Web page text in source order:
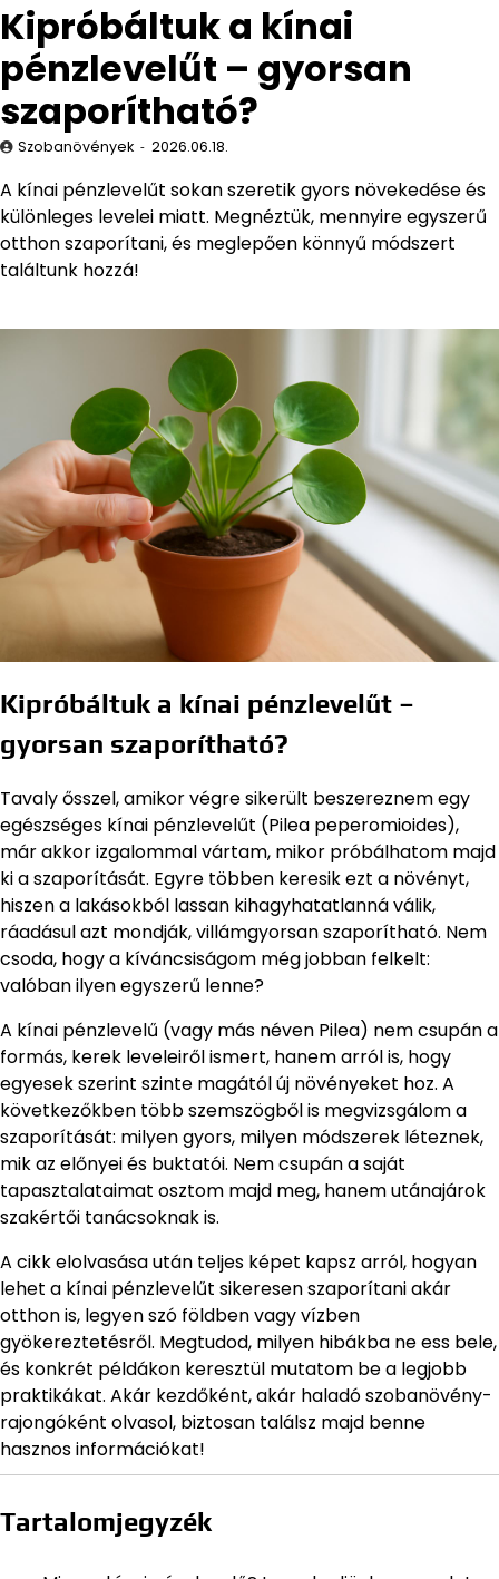
Kipróbáltuk a kínai
pénzlevelűt – gyorsan
szaporítható?
Szobanövények 2026.06.18.
A kínai pénzlevelűt sokan szeretik gyors növekedése és
különleges levelei miatt. Megnéztük, mennyire egyszerű
otthon szaporítani, és meglepően könnyű módszert
találtunk hozzá!
Kipróbáltuk a kínai pénzlevelűt –
gyorsan szaporítható?
Tavaly ősszel, amikor végre sikerült beszereznem egy
egészséges kínai pénzlevelűt (Pilea peperomioides),
már akkor izgalommal vártam, mikor próbálhatom majd
ki a szaporítását. Egyre többen keresik ezt a növényt,
hiszen a lakásokból lassan kihagyhatatlanná válik,
ráadásul azt mondják, villámgyorsan szaporítható. Nem
csoda, hogy a kíváncsiságom még jobban felkelt:
valóban ilyen egyszerű lenne?
A kínai pénzlevelű (vagy más néven Pilea) nem csupán a
formás, kerek leveleiről ismert, hanem arról is, hogy
egyesek szerint szinte magától új növényeket hoz. A
következőkben több szemszögből is megvizsgálom a
szaporítását: milyen gyors, milyen módszerek léteznek,
mik az előnyei és buktatói. Nem csupán a saját
tapasztalataimat osztom majd meg, hanem utánajárok
szakértői tanácsoknak is.
A cikk elolvasása után teljes képet kapsz arról, hogyan
lehet a kínai pénzlevelűt sikeresen szaporítani akár
otthon is, legyen szó földben vagy vízben
gyökereztetésről. Megtudod, milyen hibákba ne ess bele,
és konkrét példákon keresztül mutatom be a legjobb
praktikákat. Akár kezdőként, akár haladó szobanövény-
rajongóként olvasol, biztosan találsz majd benne
hasznos információkat!
Tartalomjegyzék